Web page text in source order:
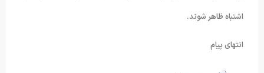
اشتباه ظاهر شوند.
انتهای پیام